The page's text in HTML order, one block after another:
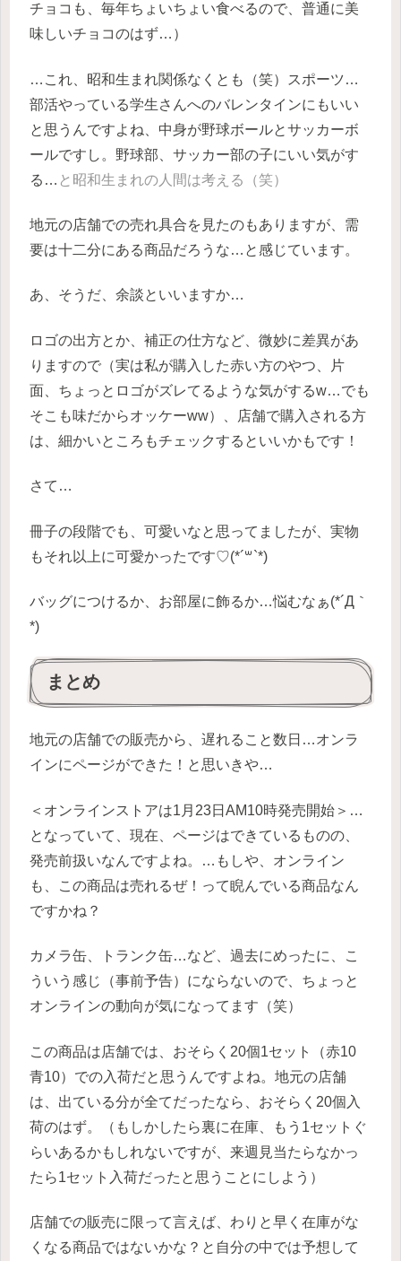
チョコも、毎年ちょいちょい食べるので、普通に美
味しいチョコのはず…）
…これ、昭和生まれ関係なくとも（笑）スポーツ…
部活やっている学生さんへのバレンタインにもいい
と思うんですよね、中身が野球ボールとサッカーボ
ールですし。野球部、サッカー部の子にいい気がす
る… と昭和生まれの人間は考える（笑）
地元の店舗での売れ具合を見たのもありますが、需
要は十二分にある商品だろうな…と感じています。
あ、そうだ、余談といいますか…
ロゴの出方とか、補正の仕方など、微妙に差異があ
りますので（実は私が購入した赤い方のやつ、片
面、ちょっとロゴがズレてるような気がするw…でも
そこも味だからオッケーww）、店舗で購入される方
は、細かいところもチェックするといいかもです！
さて…
冊子の段階でも、可愛いなと思ってましたが、実物
もそれ以上に可愛かったです♡(*´꒳`*)
バッグにつけるか、お部屋に飾るか…悩むなぁ(*´Д｀
*)
まとめ
地元の店舗での販売から、遅れること数日…オンラ
インにページができた！と思いきや…
＜オンラインストアは1月23日AM10時発売開始＞…
となっていて、現在、ページはできているものの、
発売前扱いなんですよね。…もしや、オンライン
も、この商品は売れるぜ！って睨んでいる商品なん
ですかね？
カメラ缶、トランク缶…など、過去にめったに、こ
ういう感じ（事前予告）にならないので、ちょっと
オンラインの動向が気になってます（笑）
この商品は店舗では、おそらく20個1セット（赤10
青10）での入荷だと思うんですよね。地元の店舗
は、出ている分が全てだったなら、おそらく20個入
荷のはず。（もしかしたら裏に在庫、もう1セットぐ
らいあるかもしれないですが、来週見当たらなかっ
たら1セット入荷だったと思うことにしよう）
店舗での販売に限って言えば、わりと早く在庫がな
くなる商品ではないかな？と自分の中では予想して